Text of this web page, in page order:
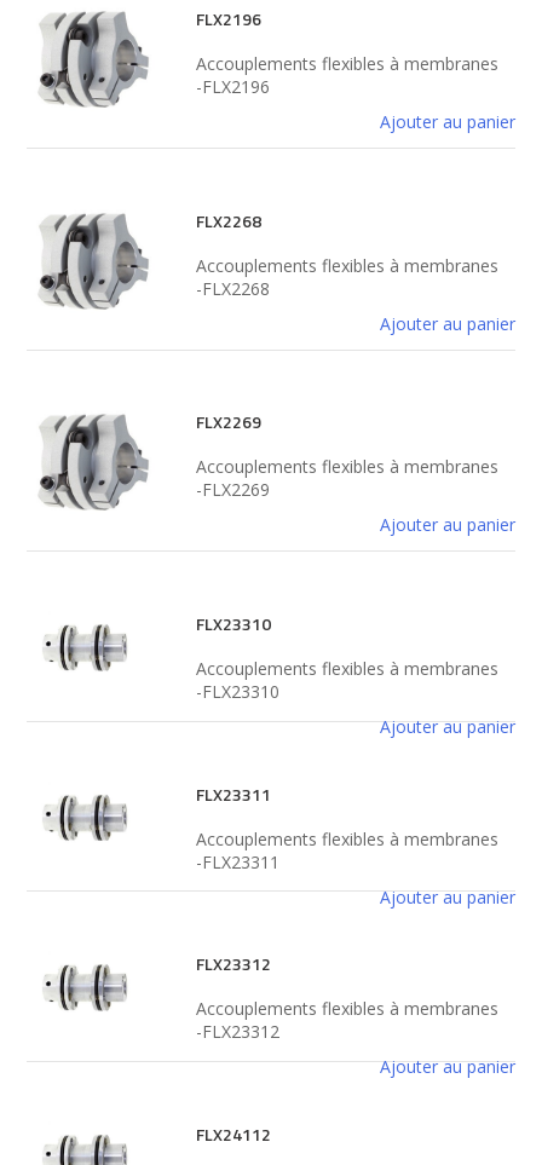
FLX2196
Accouplements flexibles à membranes
-FLX2196
Ajouter au panier
FLX2268
Accouplements flexibles à membranes
-FLX2268
Ajouter au panier
FLX2269
Accouplements flexibles à membranes
-FLX2269
Ajouter au panier
FLX23310
Accouplements flexibles à membranes
-FLX23310
Ajouter au panier
FLX23311
Accouplements flexibles à membranes
-FLX23311
Ajouter au panier
FLX23312
Accouplements flexibles à membranes
-FLX23312
Ajouter au panier
FLX24112